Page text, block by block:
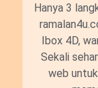
Hanya 3
Ibox 4D,
Sekali
web